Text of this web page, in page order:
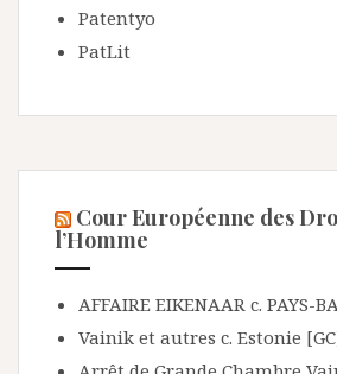
Patentyo
PatLit
Cour Européenne des
l’Homme
AFFAIRE EIKENAAR c. PAYS-
Vainik et autres c. Estonie